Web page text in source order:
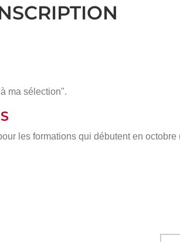
ma sélection".
les formations qui débutent en